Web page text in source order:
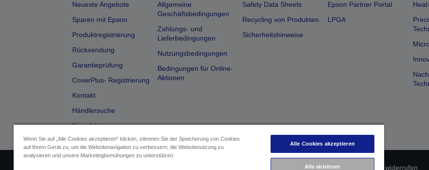
Neueste Angebote
Sparen mit Epson
Produktregistrierung
Rücksendung
Garantieprüfung
CoverPlus- Registrierung
Kontakt
Händlersuche
Newsletter
Allgemeine
Geschäftsbedingungen
Zahlungs- und
Lieferbedingungen
Nutzungsbedingungen
Bedingungen für Online-
Aktionen
Safety Data Sheets
Recycling von Produkten
Sicherheitshinweise
Epson Partner Portal
LPGA
Datenschutzrichtlinie Vertrag widerrufen
Wenn Sie auf „Alle Cookies akzeptieren“ klicken, stimmen Sie der Speicherung von Cookies
auf Ihrem Gerät zu, um die Websitenavigation zu verbessern, die Websitenutzung zu
analysieren und unsere Marketingbemühungen zu unterstützen.
Alle Cookies akzeptieren
Alle ablehnen